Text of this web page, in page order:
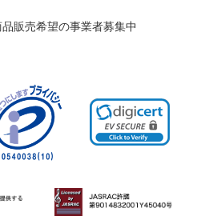
販売希望の事業者募集中